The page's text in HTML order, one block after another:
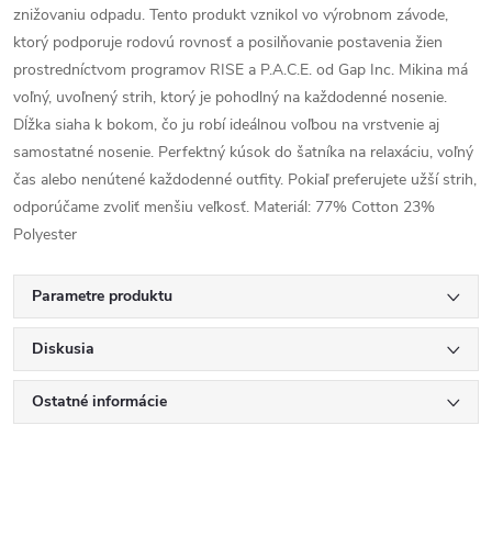
znižovaniu odpadu. Tento produkt vznikol vo výrobnom závode,
ktorý podporuje rodovú rovnosť a posilňovanie postavenia žien
prostredníctvom programov RISE a P.A.C.E. od Gap Inc. Mikina má
voľný, uvoľnený strih, ktorý je pohodlný na každodenné nosenie.
Dĺžka siaha k bokom, čo ju robí ideálnou voľbou na vrstvenie aj
samostatné nosenie. Perfektný kúsok do šatníka na relaxáciu, voľný
čas alebo nenútené každodenné outfity. Pokiaľ preferujete užší strih,
odporúčame zvoliť menšiu veľkosť. Materiál: 77% Cotton 23%
Polyester
Parametre produktu
Diskusia
Ostatné informácie